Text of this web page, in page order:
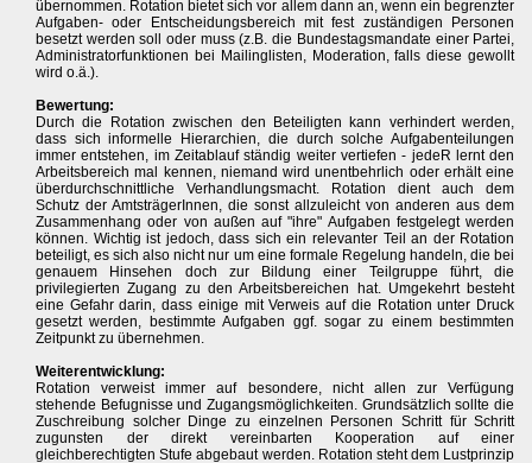
übernommen. Rotation bietet sich vor allem dann an, wenn ein begrenzter
Aufgaben- oder Entscheidungsbereich mit fest zuständigen Personen
besetzt werden soll oder muss (z.B. die Bundestagsmandate einer Partei,
Administratorfunktionen bei Mailinglisten, Moderation, falls diese gewollt
wird o.ä.).
Bewertung:
Durch die Rotation zwischen den Beteiligten kann verhindert werden,
dass sich informelle Hierarchien, die durch solche Aufgabenteilungen
immer entstehen, im Zeitablauf ständig weiter vertiefen - jedeR lernt den
Arbeitsbereich mal kennen, niemand wird unentbehrlich oder erhält eine
überdurchschnittliche Verhandlungsmacht. Rotation dient auch dem
Schutz der AmtsträgerInnen, die sonst allzuleicht von anderen aus dem
Zusammenhang oder von außen auf "ihre" Aufgaben festgelegt werden
können. Wichtig ist jedoch, dass sich ein relevanter Teil an der Rotation
beteiligt, es sich also nicht nur um eine formale Regelung handeln, die bei
genauem Hinsehen doch zur Bildung einer Teilgruppe führt, die
privilegierten Zugang zu den Arbeitsbereichen hat. Umgekehrt besteht
eine Gefahr darin, dass einige mit Verweis auf die Rotation unter Druck
gesetzt werden, bestimmte Aufgaben ggf. sogar zu einem bestimmten
Zeitpunkt zu übernehmen.
Weiterentwicklung:
Rotation verweist immer auf besondere, nicht allen zur Verfügung
stehende Befugnisse und Zugangsmöglichkeiten. Grundsätzlich sollte die
Zuschreibung solcher Dinge zu einzelnen Personen Schritt für Schritt
zugunsten der direkt vereinbarten Kooperation auf einer
gleichberechtigten Stufe abgebaut werden. Rotation steht dem Lustprinzip